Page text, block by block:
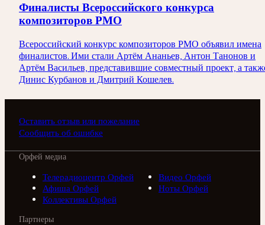
Финалисты Всероссийского конкурса
композиторов РМО
Всероссийский конкурс композиторов РМО объявил имена
финалистов. Ими стали Артём Ананьев, Антон Танонов и
Артём Васильев, представившие совместный проект, а
Динис Курбанов и Дмитрий Кошелев.
Оставить отзыв или пожелание
Сообщить об ошибке
Орфей медиа
Телерадиоцентр Орфей
Видео Орфей
Афиша Орфей
Ноты Орфей
Коллективы Орфей
Партнеры